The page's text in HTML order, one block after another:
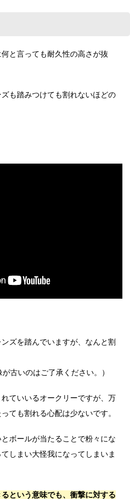
と言っても耐久性の高さが抜
も踏みつけても割れないほどの
ズを踏んでいますが、なんと割
古いのはご了承ください。）
ていいるオークリーですが、万
ても割れる心配は少ないです。
ボールが当たることで粉々にな
しまい大怪我になってしまいま
という意味でも、衝撃に対する